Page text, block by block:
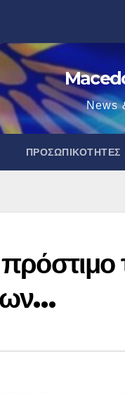
News
ΠΡΟΣΩΠΙΚΌΤΗΤΕΣ